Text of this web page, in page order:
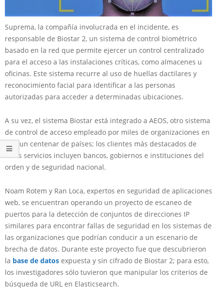
Suprema, la compañía involucrada en el incidente, es
responsable de Biostar 2, un sistema de control biométrico
basado en la red que permite ejercer un control centralizado
para el acceso a las instalaciones críticas, como almacenes u
oficinas. Este sistema recurre al uso de huellas dactilares y
reconocimiento facial para identificar a las personas
autorizadas para acceder a determinadas ubicaciones.
A su vez, el sistema Biostar está integrado a AEOS, otro sistema
de control de acceso empleado por miles de organizaciones en
casi un centenar de países; los clientes más destacados de
estos servicios incluyen bancos, gobiernos e instituciones del
orden y de seguridad nacional.
Noam Rotem y Ran Loca, expertos en seguridad de aplicaciones
web, se encuentran operando un proyecto de escaneo de
puertos para la detección de conjuntos de direcciones IP
similares para encontrar fallas de seguridad en los sistemas de
las organizaciones que podrían conducir a un escenario de
brecha de datos. Durante este proyecto fue que descubrieron
la base de datos expuesta y sin cifrado de Biostar 2; para esto,
los investigadores sólo tuvieron que manipular los criterios de
búsqueda de URL en Elasticsearch.